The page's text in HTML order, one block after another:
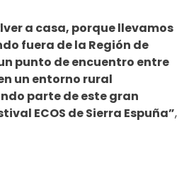
a casa, porque llevamos
fuera de la Región de
punto de encuentro entre
un entorno rural
parte de este gran
ECOS de Sierra Espuña”,